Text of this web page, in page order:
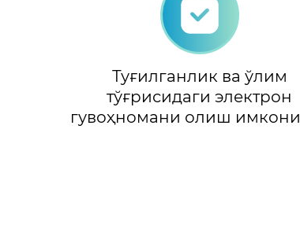
Туғилганлик ва ўлим
тўғрисидаги электрон
гувоҳномани олиш